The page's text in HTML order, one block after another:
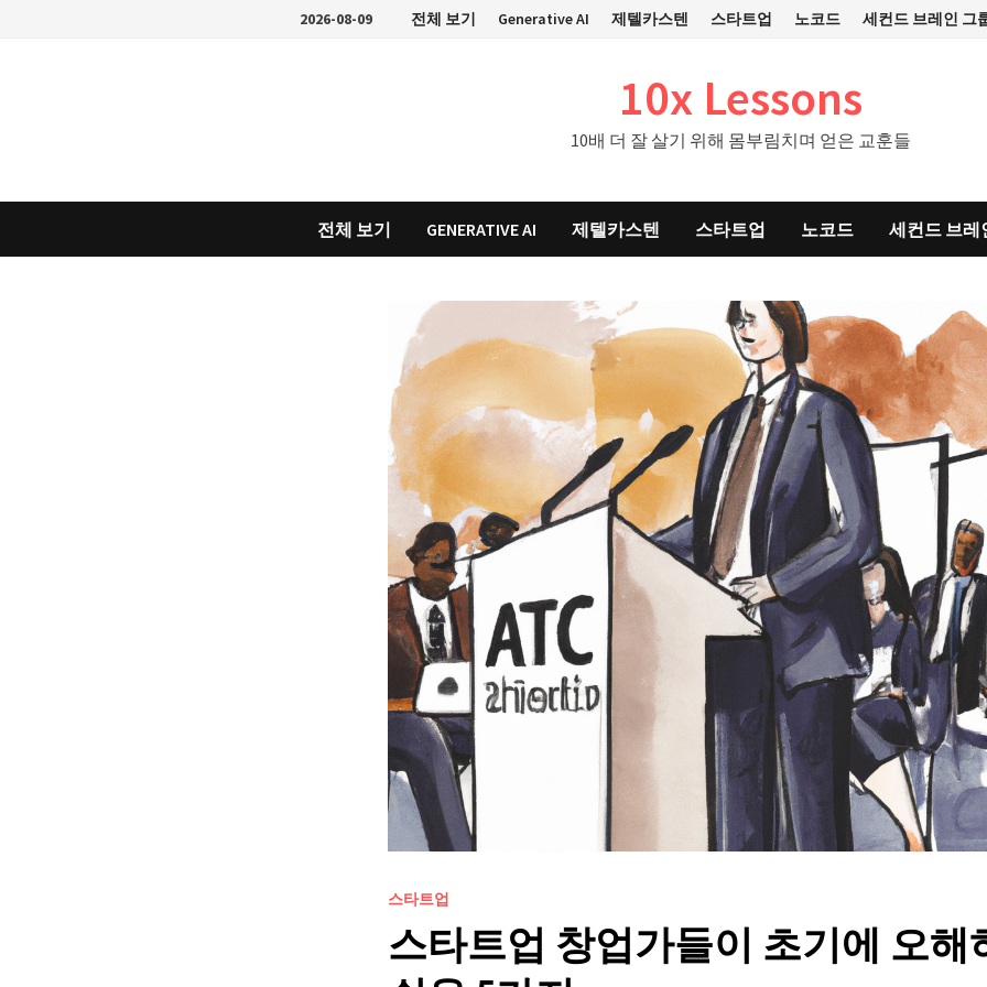
2026-08-09 전체 보기 Generative AI 제텔카스텐 스타트업 노코드 세컨드 브레인 그
10x Lessons
10배 더 잘 살기 위해 몸부림치며 얻은 교훈들
전체 보기 GENERATIVE AI 제텔카스텐 스타트업 노코드 세컨드 브레
스타트업
스타트업 창업가들이 초기에 오해